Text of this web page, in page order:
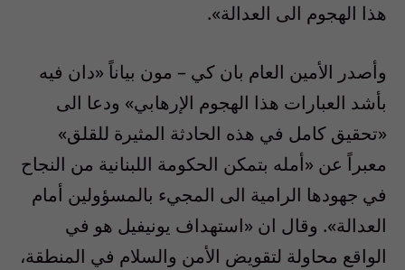
هذا الهجوم الى العدالة».
وأصدر الأمين العام بان كي – مون بياناً «دان فيه
بأشد العبارات هذا الهجوم الإرهابي» ودعا الى
«تحقيق كامل في هذه الحادثة المثيرة للقلق»
معبراً عن «أمله بتمكن الحكومة اللبنانية من النجاح
في جهودها الرامية الى المجيء بالمسؤولين أمام
العدالة». وقال ان «استهداف يونيفيل هو في
الواقع محاولة لتقويض الأمن والسلام في المنطقة،